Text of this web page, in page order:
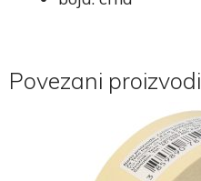
Povezani proizvodi